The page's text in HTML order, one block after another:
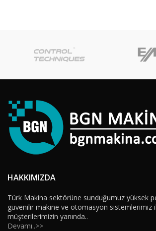
HAKKIMIZDA
Türk Makina sektörüne sunduğumuz yüksek
güvenilir makine ve otomasyon sistemlerimiz
müşterilerimizin yanında..
Devamı..>>